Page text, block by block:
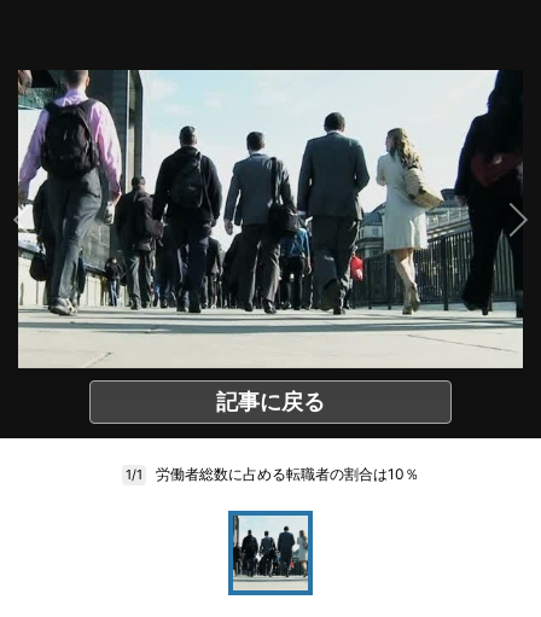
記事に戻る
1/1 労働者総数に占める転職者の割合は10％